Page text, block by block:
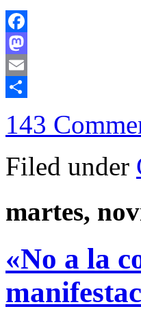
Facebook
Mastodon
Email
143
Filed under
martes,
«No a la